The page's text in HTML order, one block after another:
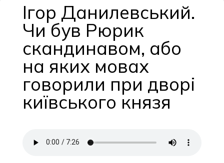
Ігор Данилевський.
Чи був Рюрик
скандинавом, або
на яких мовах
говорили при дворі
київського князя